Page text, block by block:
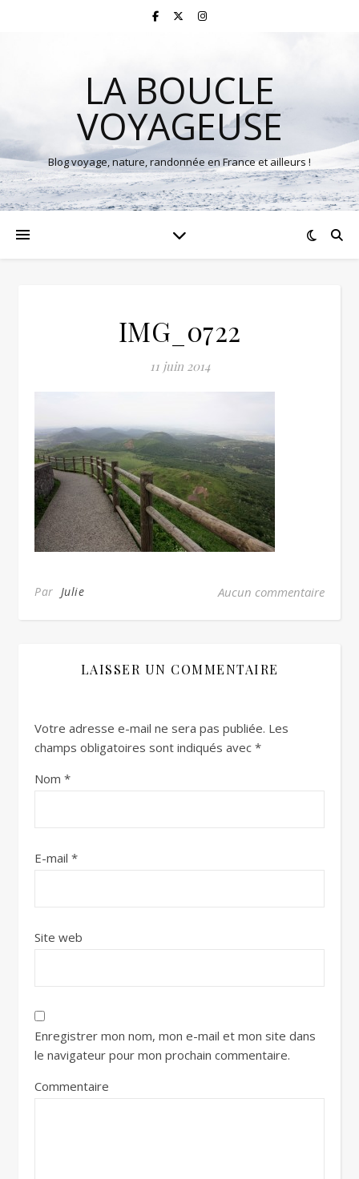
LA BOUCLE
VOYAGEUSE
Blog voyage, nature, randonnée en France et ailleurs !
IMG_0722
11 juin 2014
Par Julie Aucun commentaire
LAISSER UN COMMENTAIRE
Votre adresse e-mail ne sera pas publiée. Les
champs obligatoires sont indiqués avec *
Nom *
E-mail *
Site web
Enregistrer mon nom, mon e-mail et mon site dans
le navigateur pour mon prochain commentaire.
Commentaire